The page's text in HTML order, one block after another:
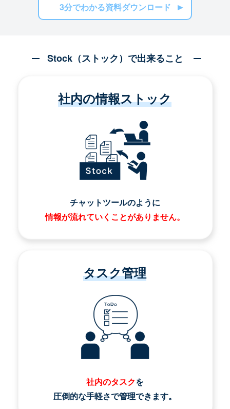
3分でわかる資料ダウンロード
Stock（ストック）で出来ること
社内の情報ストック
チャットツールのように
情報が流れていくことがありません。
タスク管理
社内のタスクを
圧倒的な手軽さで管理できます。